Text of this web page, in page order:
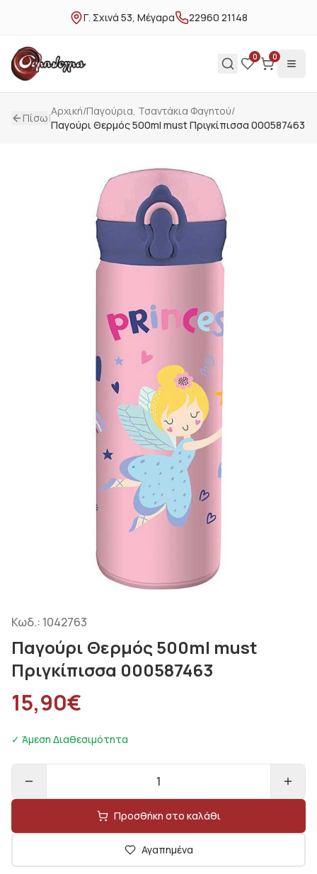
Γ. Σχινά 53, Μέγαρα 22960 21148
0 0
Πίσω|Αρχική/Παγούρια, Τσαντάκια Φαγητού/
Παγούρι Θερμός 500ml must Πριγκίπισσα 000587463
Κωδ.: 1042763
Παγούρι Θερμός 500ml must
Πριγκίπισσα 000587463
15,90€
✓ Άμεση Διαθεσιμότητα
1
Προσθήκη στο καλάθι
Αγαπημένα